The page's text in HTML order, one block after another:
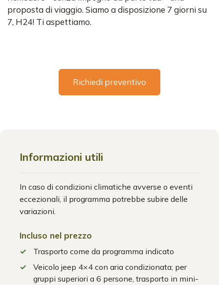
proposta di viaggio. Siamo a disposizione 7 giorni su
7, H24! Ti aspettiamo.
Richiedi preventivo
Informazioni utili
In caso di condizioni climatiche avverse o eventi
eccezionali, il programma potrebbe subire delle
variazioni.
Incluso nel prezzo
Trasporto come da programma indicato
Veicolo jeep 4×4 con aria condizionata; per
gruppi superiori a 6 persone, trasporto in mini-